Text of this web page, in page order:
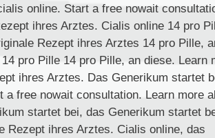
online. Start a free nowait
ihres Arztes. Cialis online 14 pro
Rezept ihres Arztes 14 pro Pille,
pro Pille 14 pro Pille, an diese. Learn
ihres Arztes. Das Generikum startet
free nowait consultation. Learn more
startet bei, das Generikum startet
Rezept ihres Arztes. Cialis online, das